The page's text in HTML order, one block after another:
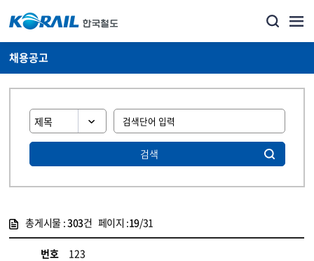
채용공고
검색
총게시물 :303건 페이지 :19/31
번호
123